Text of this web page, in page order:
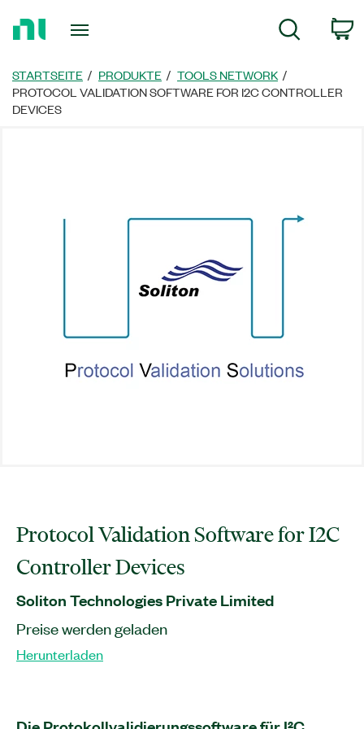
zur
Suche
STARTSEITE PRODUKTE
TOOLS NETWORK
PROTOCOL VALIDATION SOFTWARE FOR I2C CONTROLLER
DEVICES
Protocol Validation Software for I2C
Controller Devices
Soliton Technologies Private Limited
Preise werden geladen
Herunterladen